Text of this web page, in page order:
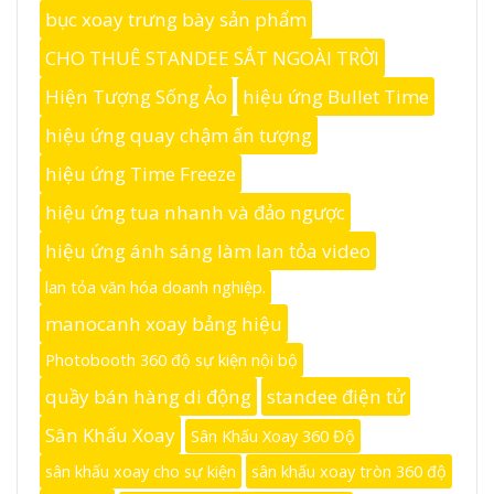
bục xoay trưng bày sản phẩm
CHO THUÊ STANDEE SẮT NGOÀI TRỜI
Hiện Tượng Sống Ảo
hiệu ứng Bullet Time
hiệu ứng quay chậm ấn tượng
hiệu ứng Time Freeze
hiệu ứng tua nhanh và đảo ngược
hiệu ứng ánh sáng làm lan tỏa video
lan tỏa văn hóa doanh nghiệp.
manocanh xoay bảng hiệu
Photobooth 360 độ sự kiện nội bộ
quầy bán hàng di động
standee điện tử
Sân Khấu Xoay
Sân Khấu Xoay 360 Độ
sân khấu xoay cho sự kiện
sân khấu xoay tròn 360 độ